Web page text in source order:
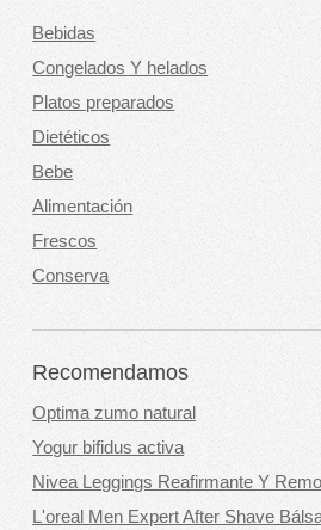
Bebidas
Congelados Y helados
Platos preparados
Dietéticos
Bebe
Alimentación
Frescos
Conserva
Recomendamos
Optima zumo natural
Yogur bifidus activa
Nivea Leggings Reafirmante Y
L'oreal Men Expert After Shave